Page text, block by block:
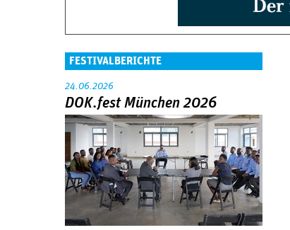
FESTIVALBERICHTE
24.06.2026
DOK.fest München 2026